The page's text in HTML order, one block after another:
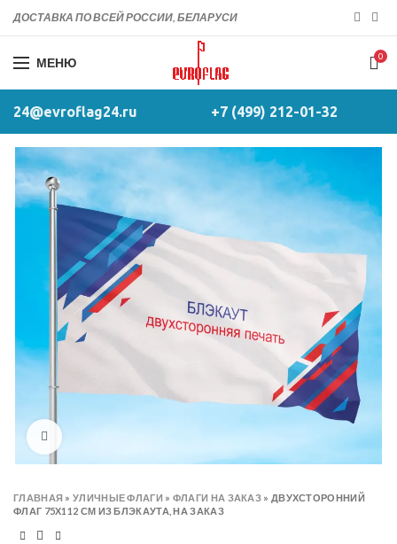
ДОСТАВКА ПО ВСЕЙ РОССИИ, БЕЛАРУСИ
МЕНЮ 0
24@evroflag24.ru +7 (499) 212-01-32
ГЛАВНАЯ »УЛИЧНЫЕ ФЛАГИ » ФЛАГИ НА ЗАКАЗ » ДВУХСТОРОННИЙ
ФЛАГ 75Х112 СМ ИЗ БЛЭКАУТА, НА ЗАКАЗ